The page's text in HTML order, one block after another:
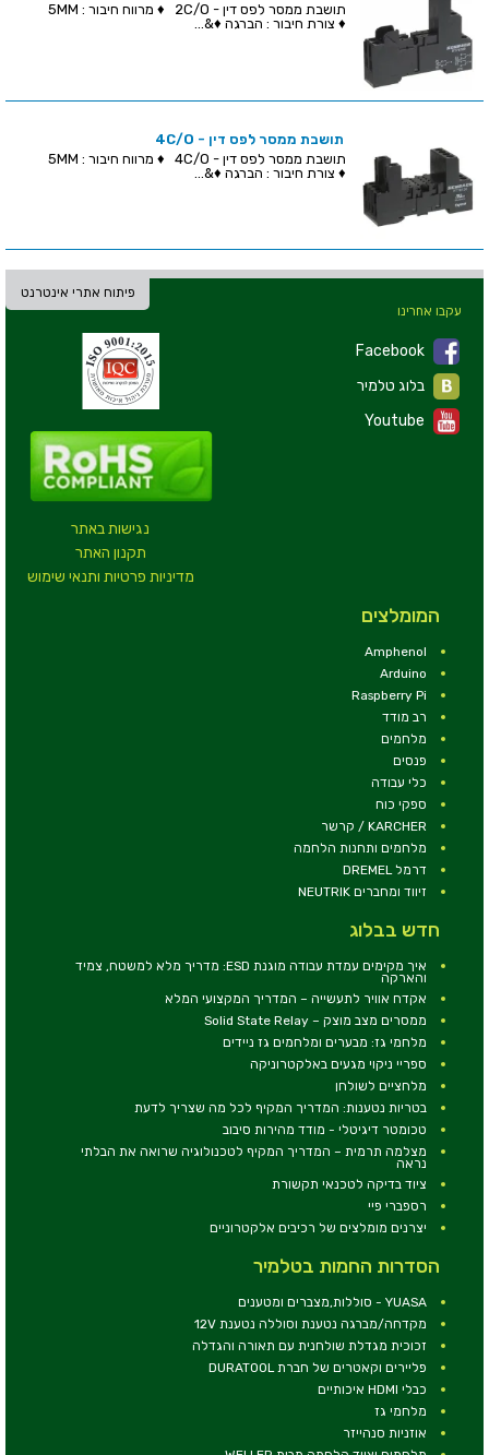
תושבת ממסר לפס דין - 2C/O ♦ מרווח חיבור : 5MM
♦ צורת חיבור : הברגה ♦&...
תושבת ממסר לפס דין - 4C/O
תושבת ממסר לפס דין - 4C/O ♦ מרווח חיבור : 5MM
♦ צורת חיבור : הברגה ♦&...
פיתוח אתרי אינטרנט
נגישות באתר
תקנון האתר
מדיניות פרטיות ותנאי שימוש
עקבו אחרינו
Facebook
Youtube
המומלצים
Amphenol
Arduino
Raspberry Pi
רב מודד
מלחמים
פנסים
כלי עבודה
ספקי כוח
KARCHER / קרשר
מלחמים ותחנות הלחמה
דרמל DREMEL
זיווד ומחברים NEUTRIK
חדש בבלוג
איך מקימים עמדת עבודה מוגנת ESD: מדריך מלא למשטח, צמיד
והארקה
אקדח אוויר לתעשייה – המדריך המקצועי המלא
ממסרים מצב מוצק – Solid State Relay
מלחמי גז: מבערים ומלחמים גז ניידים
ספריי ניקוי מגעים באלקטרוניקה
מלחציים לשולחן
בטריות נטענות: המדריך המקיף לכל מה שצריך לדעת
טכומטר דיגיטלי - מודד מהירות סיבוב
מצלמה תרמית – המדריך המקיף לטכנולוגיה שרואה את הבלתי
נראה
ציוד בדיקה לטכנאי תקשורת
רספברי פיי
יצרנים מומלצים של רכיבים אלקטרוניים
הסדרות החמות בטלמיר
YUASA - סוללות,מצברים ומטענים
מקדחה/מברגה נטענת וסוללה נטענת 12V
זכוכית מגדלת שולחנית עם תאורה והגדלה
פליירים וקאטרים של חברת DURATOOL
כבלי HDMI איכותיים
מלחמי גז
אוזניות סנהייזר